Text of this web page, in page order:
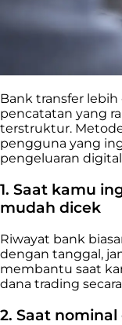
Bank transfer
pencatatan yang
terstruktur.
pengguna yang
pengeluaran
1. Saat kamu
mudah dicek
Riwayat bank
dengan tanggal,
membantu saat
dana trading
2. Saat